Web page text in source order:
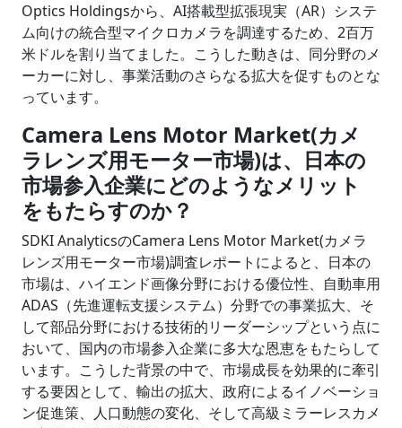
Optics Holdingsから、AI搭載型拡張現実（AR）システ
ム向けの統合型マイクロカメラを調達するため、2百万
米ドルを割り当てました。こうした動きは、同分野のメ
ーカーに対し、事業活動のさらなる拡大を促すものとな
っています。
Camera Lens Motor Market(カメ
ラレンズ用モーター市場)は、日本の
市場参入企業にどのようなメリット
をもたらすのか？
SDKI AnalyticsのCamera Lens Motor Market(カメラ
レンズ用モーター市場)調査レポートによると、日本の
市場は、ハイエンド画像分野における優位性、自動車用
ADAS（先進運転支援システム）分野での事業拡大、そ
して部品分野における技術的リーダーシップという点に
おいて、国内の市場参入企業に多大な恩恵をもたらして
います。こうした背景の中で、市場成長を効果的に牽引
する要因として、輸出の拡大、政府によるイノベーショ
ン促進策、人口動態の変化、そして高級ミラーレスカメ